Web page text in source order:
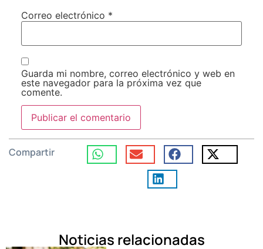
Correo electrónico *
Guarda mi nombre, correo electrónico y web en
este navegador para la próxima vez que
comente.
Compartir
Noticias relacionadas